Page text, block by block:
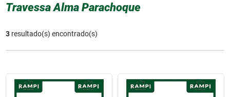
Travessa Alma Parachoque
3 resultado(s) encontrado(s)